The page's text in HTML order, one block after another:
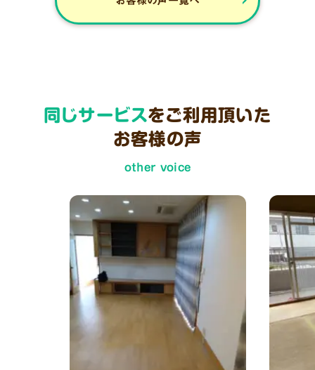
同じサービスをご利用頂いた
お客様の声
other voice